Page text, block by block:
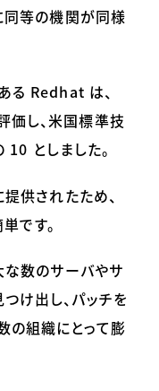
同等の機関が同様
る Redhat は、
価し、米国標準技
10 としました。
供されたため、
です。
な数のサーバやサ
け出し、パッチを
の組織にとって膨